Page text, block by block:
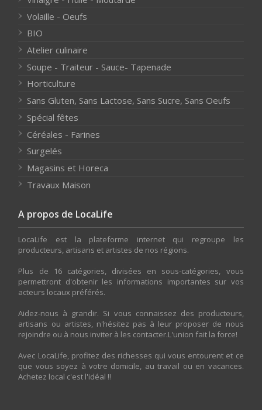
Volaille - Oeufs
BIO
Atelier culinaire
Soupe - Traiteur - Sauce- Tapenade
Horticulture
Sans Gluten, Sans Lactose, Sans Sucre, Sans Oeufs
Spécial fêtes
Céréales - Farines
Surgelés
Magasins et Horeca
Travaux Maison
A propos de LocaLife
LocaLife est la plateforme internet qui regroupe les
producteurs, artisans et artistes de nos régions.
Plus de 16 catégories, divisées en sous-catégories, vous
permettront d'obtenir les informations importantes sur vos
acteurs locaux préférés.
Aidez-nous à grandir. Si vous connaissez des producteurs,
artisans ou artistes, n'hésitez pas à leur proposer de nous
rejoindre ou à nous inviter à les contacter.L'union fait la force!
Avec LocaLife, profitez des richesses qui vous entourent et ce
que vous soyez à votre domicile, au travail ou en vacances.
Achetez local c'est l'idéal !!